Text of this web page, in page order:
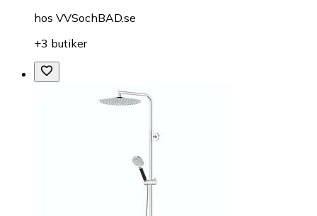
hos VVSochBAD.se
+3 butiker